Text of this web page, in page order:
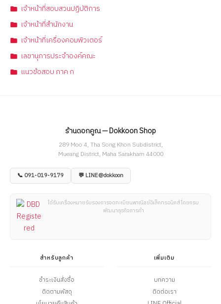
เจ้าหน้าที่สอบสวนปฏิบัติการ
เจ้าหน้าที่สำนักงาน
เจ้าหน้าที่เครื่องคอมพิวเตอร์
เลขานุการประจำองค์คณะ
แนวข้อสอบ ภาค ก
ร้านดอกคูณ — Dokkoon Shop
289 Moo 4, Tha Song Khon Subdistrict,
Mueang District, Maha Sarakham 44000
📞 091-019-9179 💬 LINE@dokkoon
ได้รับเครื่องหมายรับรองการจดทะเบียนพาณิชย์อิเล็กทรอนิกส์ โดยกรม
พัฒนาธุรกิจการค้า
สำหรับลูกค้า
ชำระเงินสั่งซื้อ
ติดตามพัสดุ
เพิ่มเติม
บทความ
ติดต่อเรา